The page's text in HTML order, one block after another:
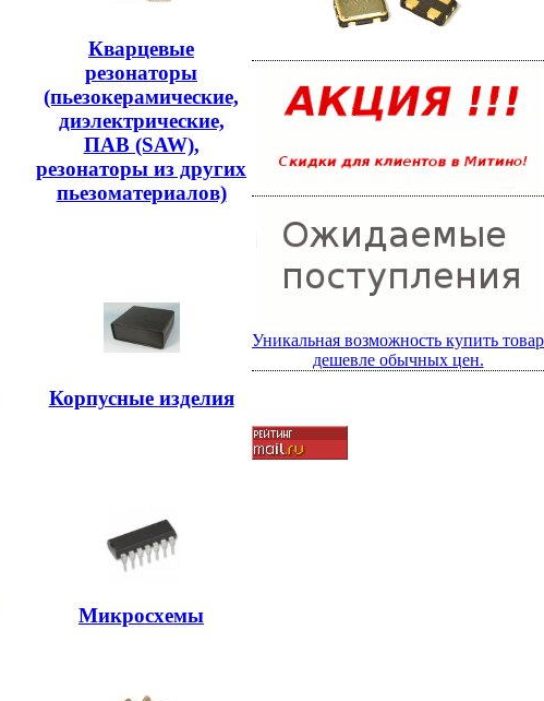
Кварцевые
резонаторы
(пьезокерамические,
диэлектрические,
ПАВ (SAW),
резонаторы из других
пьезоматериалов)
Корпусные изделия
Микросхемы
Уникальная возможность купить товар
дешевле обычных цен.